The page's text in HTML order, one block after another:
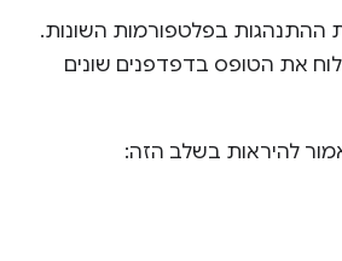
בפלטפורמות השונות.
את הטופס בדפדפנים שונים